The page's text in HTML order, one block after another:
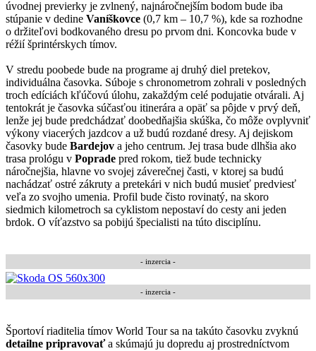
úvodnej previerky je zvlnený, najnáročnejším bodom bude iba
stúpanie v dedine Vaníškovce (0,7 km – 10,7 %), kde sa rozhodne
o držiteľovi bodkovaného dresu po prvom dni. Koncovka bude v
réžií šprintérskych tímov.
V stredu poobede bude na programe aj druhý diel pretekov,
individuálna časovka. Súboje s chronometrom zohrali v posledných
troch edíciách kľúčovú úlohu, zakaždým celé podujatie otvárali. Aj
tentokrát je časovka súčasťou itinerára a opäť sa pôjde v prvý deň,
lenže jej bude predchádzať doobedňajšia skúška, čo môže ovplyvniť
výkony viacerých jazdcov a už budú rozdané dresy. Aj dejiskom
časovky bude Bardejov a jeho centrum. Jej trasa bude dlhšia ako
trasa prológu v Poprade pred rokom, tiež bude technicky
náročnejšia, hlavne vo svojej záverečnej časti, v ktorej sa budú
nachádzať ostré zákruty a pretekári v nich budú musieť predviesť
veľa zo svojho umenia. Profil bude čisto rovinatý, na skoro
siedmich kilometroch sa cyklistom nepostaví do cesty ani jeden
brdok. O víťazstvo sa pobijú špecialisti na túto disciplínu.
- inzercia -
- inzercia -
Športoví riaditelia tímov World Tour sa na takúto časovku zvyknú
detailne pripravovaťa skúmajú ju dopredu aj prostredníctvom